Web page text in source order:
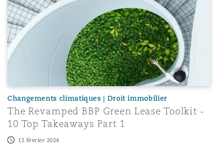
Changements climatiques | Droit immobilier
The Revamped BBP Green Lease Toolkit -
10 Top Takeaways Part 1
12 février 2024